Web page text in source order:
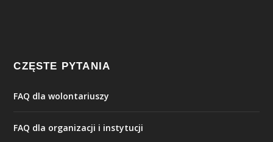
CZĘSTE PYTANIA
FAQ dla wolontariuszy
FAQ dla organizacji i instytucji